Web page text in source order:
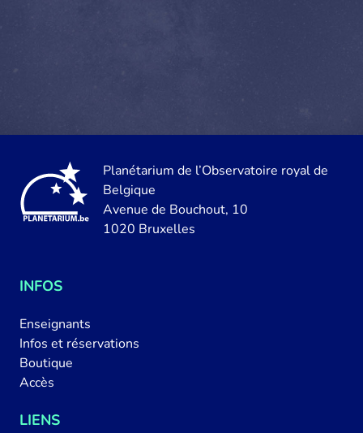
Planétarium de l’Observatoire royal de
Belgique
Avenue de Bouchout, 10
1020 Bruxelles
INFOS
Enseignants
Infos et réservations
Boutique
Accès
LIENS